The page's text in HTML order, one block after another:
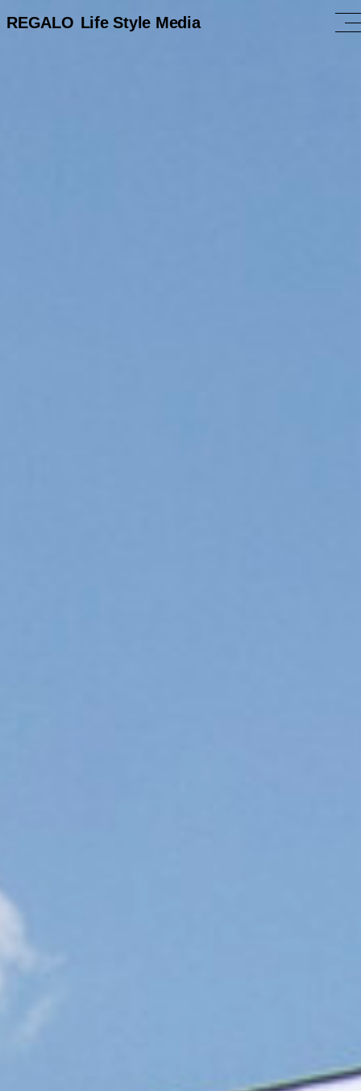
REGALO Life Style Media